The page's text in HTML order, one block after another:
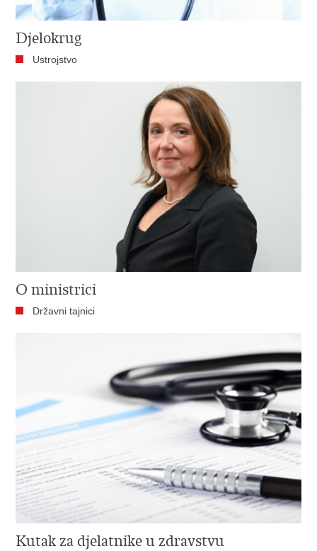
Djelokrug
Ustrojstvo
O ministrici
Državni tajnici
Kutak za djelatnike u zdravstvu